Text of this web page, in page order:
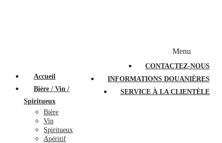
CONTACTEZ-NOUS
INFORMATIONS DOUANIÈRES
SERVICE À LA CLIENTÈLE
Menu
Accueil
Bière / Vin /
Spiritueux
Bière
Vin
Spiritueux
Apéritif